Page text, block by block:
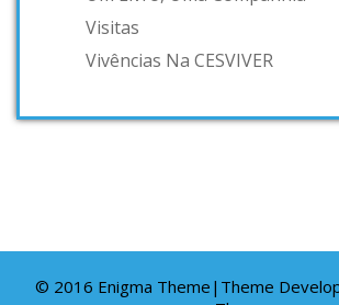
Visitas
Vivências Na CESVIVER
© 2016 Enigma Theme|Theme